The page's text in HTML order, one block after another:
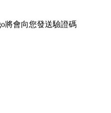
將會向您發送驗證碼